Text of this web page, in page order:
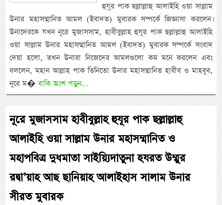
হুযূর পাক ছল্লাল্লাহু আলাইহি ওয়া সাল্লাম
উনার মহাসম্মানিত আমল (ইবাদত) মুবারক সম্পর্কে জিজ্ঞাসা করলেন।
উনাদেরকে যখন নূরে মুজাসসাম, হাবীবুল্লাহ হুযূর পাক ছল্লাল্লাহু আলাইহি
ওয়া সাল্লাম উনার মহাসম্মানিত আমল (ইবাদত) মুবারক সম্পর্কে সংবাদ
দেয়া হলো, তখন উনারা নিজেদের আমলগুলো কম মনে করলেন এবং
বললেন, মহান আল্লাহ পাক তিনিতো উনার মহাসম্মানিত হাবীব ও মাহবূব,
নূরে ম�বাকি অংশ পড়ুন...
নূরে মুজাসসাম হাবীবুল্লাহ হুযূর পাক ছল্লাল্লাহু
আলাইহি ওয়া সাল্লাম উনার মহাসম্মানিত ও
মহাপবিত্র দুধমাতা সাইয়্যিদাতুনা হযরত উম্মুর
রদ্বা’য়াহ আছ ছানিয়াহ আলাইহাস সালাম উনার
সীরত মুবারক